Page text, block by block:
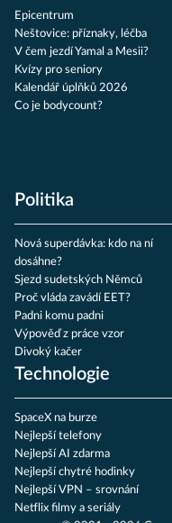
Epicentrum
Neštovice: příznaky, léčba
V čem jezdí Yamal a Mesii?
Kvízy pro seniory
Kalendář úplňků 2026
Co je bodycount?
Politika
Nová superdávka: kdo na ní
dosáhne?
Sjezd sudetských Němců
Proč vláda zavádí EET?
Padni komu padni
Výpověď z práce vzor
Divoký kačer
Technologie
SpaceX na burze
Nejlepší telefony
Nejlepší AI zdarma
Nejlepší chytré hodinky
Nejlepší VPN – srovnání
Netflix filmy a seriály